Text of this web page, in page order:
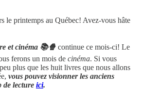
le printemps au Québec! Avez-vous hâte
et cinéma 📚🍿 continue ce mois-ci! Le
ferons un mois de cinéma. Si vous
plus que les huit livres que nous allons
vous pouvez visionner les anciens
de lecture ici.